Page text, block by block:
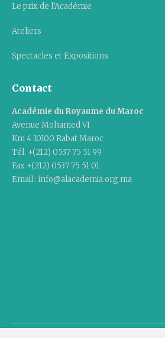
Le prix de l’Académie
Ateliers
Spectacles et Expositions
Contact
Académie du Royaume du Maroc
Avenue Mohamed VI
Km 4 10100 Rabat Maroc
Tél. +(212) 0537 75 51 99
Fax +(212) 0537 75 51 01
Email : info@alacademia.org.ma